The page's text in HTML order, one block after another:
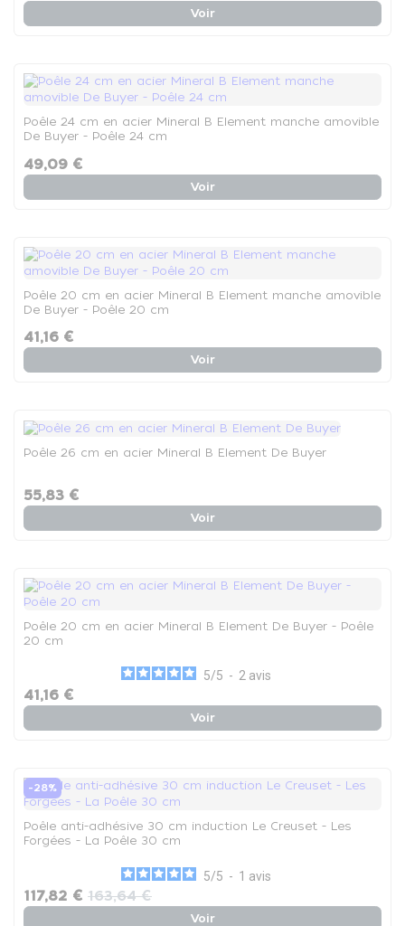
Voir
Poêle 24 cm en acier Mineral B Element manche amovible
De Buyer - Poêle 24 cm
49,09 €
Voir
Poêle 20 cm en acier Mineral B Element manche amovible
De Buyer - Poêle 20 cm
41,16 €
Voir
Poêle 26 cm en acier Mineral B Element De Buyer
55,83 €
Voir
Poêle 20 cm en acier Mineral B Element De Buyer - Poêle
20 cm
5/5 - 2 avis
41,16 €
Voir
-28%
Poêle anti-adhésive 30 cm induction Le Creuset - Les
Forgées - La Poêle 30 cm
5/5 - 1 avis
117,82 € 163,64 €
Voir